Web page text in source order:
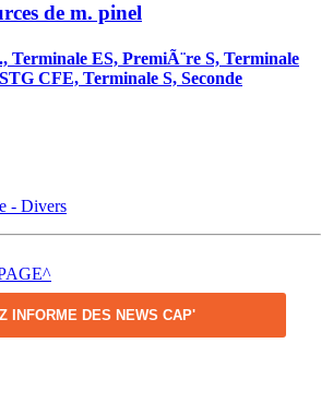
de m. pinel
Terminale ES, PremiÃ¨re S, Terminale
CFE, Terminale S, Seconde
- Divers
INFORME DES NEWS CAP'